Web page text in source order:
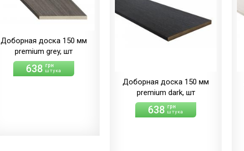
Доборная доска 150 мм
premium grey, шт
638 грн
штука
Доборная доска 150 мм
premium dark, шт
638 грн
штука